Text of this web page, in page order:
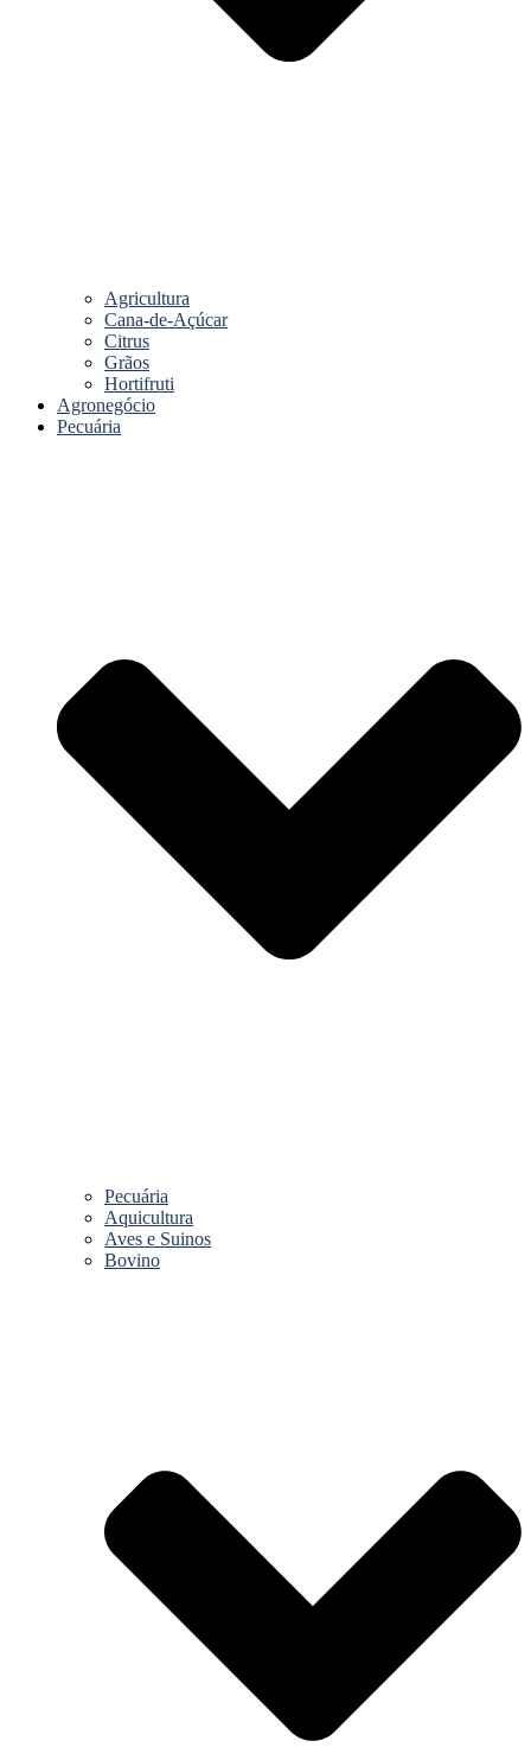
Agricultura
Cana-de-Açúcar
Citrus
Grãos
Hortifruti
Agronegócio
Pecuária
Pecuária
Aquicultura
Aves e Suinos
Bovino